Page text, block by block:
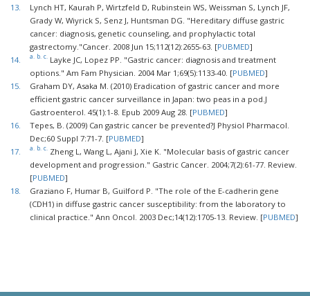
13.
Lynch HT, Kaurah P, Wirtzfeld D, Rubinstein WS, Weissman S, Lynch JF,
Grady W, Wiyrick S, Senz J, Huntsman DG. "Hereditary diffuse gastric
cancer: diagnosis, genetic counseling, and prophylactic total
gastrectomy."Cancer. 2008 Jun 15;112(12):2655-63. [PUBMED]
14.
a. b. c. Layke JC, Lopez PP. "Gastric cancer: diagnosis and treatment
options." Am Fam Physician. 2004 Mar 1;69(5):1133-40. [PUBMED]
15.
Graham DY, Asaka M. (2010) Eradication of gastric cancer and more
efficient gastric cancer surveillance in Japan: two peas in a pod.J
Gastroenterol. 45(1):1-8. Epub 2009 Aug 28. [PUBMED]
16.
Tepes, B. (2009) Can gastric cancer be prevented?J Physiol Pharmacol.
Dec;60 Suppl 7:71-7. [PUBMED]
17.
a. b. c. Zheng L, Wang L, Ajani J, Xie K. "Molecular basis of gastric cancer
development and progression." Gastric Cancer. 2004;7(2):61-77. Review.
[PUBMED]
18.
Graziano F, Humar B, Guilford P. "The role of the E-cadherin gene
(CDH1) in diffuse gastric cancer susceptibility: from the laboratory to
clinical practice." Ann Oncol. 2003 Dec;14(12):1705-13. Review. [PUBMED]